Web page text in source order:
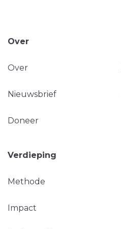
Over
Over
Nieuwsbrief
Doneer
Verdieping
Methode
Impact